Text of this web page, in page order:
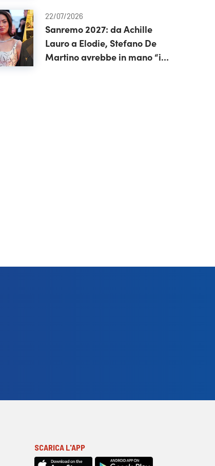
22/07/2026
Sanremo 2027: da Achille
Lauro a Elodie, Stefano De
Martino avrebbe in mano “il
SCARICA L'APP